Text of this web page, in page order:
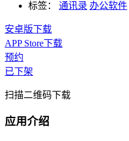
标签：
通讯录 办公软件
安卓版下载
APP Store下载
预约
已下架
扫描二维码下载
应用介绍